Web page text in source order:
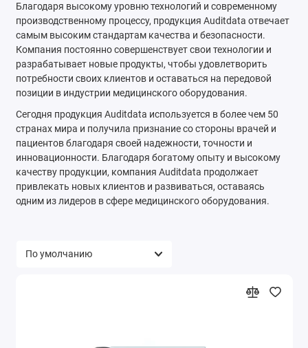
Благодаря высокому уровню технологий и современному
производственному процессу, продукция Auditdata отвечает
самым высоким стандартам качества и безопасности.
Компания постоянно совершенствует свои технологии и
разрабатывает новые продукты, чтобы удовлетворить
потребности своих клиентов и оставаться на передовой
позиции в индустрии медицинского оборудования.
Сегодня продукция Auditdata используется в более чем 50
странах мира и получила признание со стороны врачей и
пациентов благодаря своей надежности, точности и
инновационности. Благодаря богатому опыту и высокому
качеству продукции, компания Auditdata продолжает
привлекать новых клиентов и развиваться, оставаясь
одним из лидеров в сфере медицинского оборудования.